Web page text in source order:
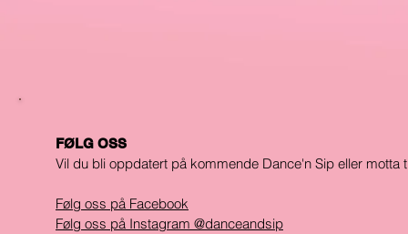
FØLG OSS
Vil du bli oppdatert på kommende Dance'n Sip eller motta
Følg oss på Facebook
Følg oss på Instagram @danceandsip